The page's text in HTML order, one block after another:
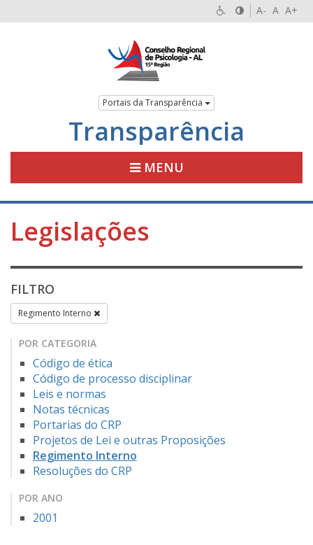
A- A A+
Portais da Transparência
Transparência
MENU
Legislações
FILTRO
Regimento Interno
POR CATEGORIA
Código de ética
Código de processo disciplinar
Leis e normas
Notas técnicas
Portarias do CRP
Projetos de Lei e outras Proposições
Regimento Interno
Resoluções do CRP
POR ANO
2001